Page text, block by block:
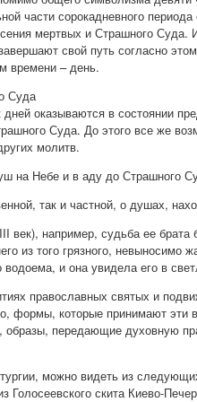
части сорокадневного
мертвых и Страшного
свой путь согласно
времени – день.
Суда
оказываются в состоянии
Суда. До этого все же
молитв.
на Небе и в аду до Страшного
так и частной, о душах,
век), например, судьба ее
из того грязного,
водоема, и она увидела его в
православных святых и
формы, которые принимают
передающие духовную
можно видеть из
Голосеевского скита Киево-